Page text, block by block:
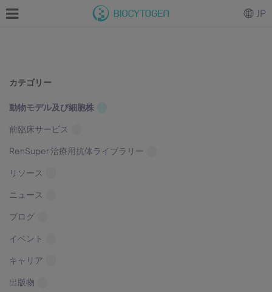
カテゴリー
動物モデル及び細胞株
前臨床サービス
RenSuper 治療用抗体ライブラリー
リソース
ニュース
ブログ
イベント
キャリア
出版物
JP